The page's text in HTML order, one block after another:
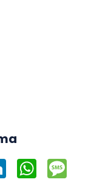
LinkedInWhatsApp